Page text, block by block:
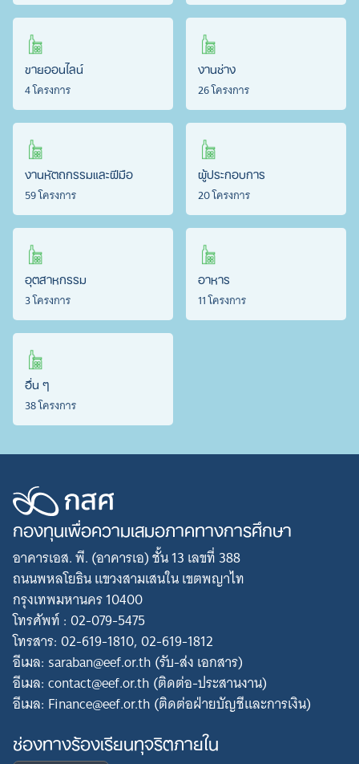
ขายออนไลน์
4 โครงการ
งานช่าง
26 โครงการ
งานหัตถกรรมและฝีมือ
59 โครงการ
ผู้ประกอบการ
20 โครงการ
อุตสาหกรรม
3 โครงการ
อาหาร
11 โครงการ
อื่น ๆ
38 โครงการ
กองทุนเพื่อความเสมอภาคทางการศึกษา
อาคารเอส. พี. (อาคารเอ) ชั้น 13 เลขที่ 388
ถนนพหลโยธิน แขวงสามเสนใน เขตพญาไท
กรุงเทพมหานคร 10400
โทรศัพท์ : 02-079-5475
โทรสาร: 02-619-1810, 02-619-1812
อีเมล: saraban@eef.or.th (รับ-ส่ง เอกสาร)
อีเมล: contact@eef.or.th (ติดต่อ-ประสานงาน)
อีเมล: Finance@eef.or.th (ติดต่อฝ่ายบัญชีและการเงิน)
ช่องทางร้องเรียนทุจริตภายใน